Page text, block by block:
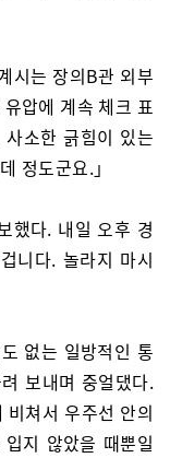
시는 장의B관 외부
압에 계속 체크 표
소한 긁힘이 있는
정도군요.」
했다. 내일 오후 경
니다. 놀라지 마시
없는 일방적인 통
보내며 중얼댔다.
쳐서 우주선 안의
지 않았을 때뿐일